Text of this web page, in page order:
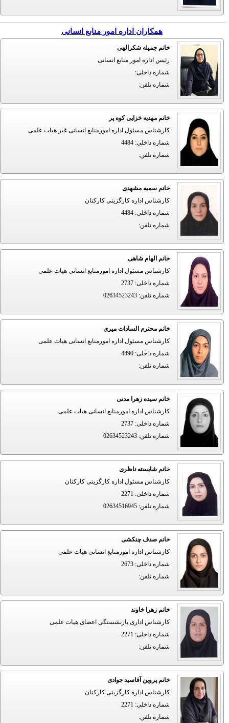
همکاران اداره امور منابع انسانی
خانم جمیله شکرالهی
رئیس اداره امور منابع انسانی
شماره داخلی:
شماره تلفن:
خانم مهدیه خزایی کوه پر
کارشناس مسئول اداره امورمنابع انسانی غیر هیات علمی
شماره داخلی:
4484
شماره تلفن:
خانم سمیه مشهدی
کارشناس اداره کارگزینی کارکنان
شماره داخلی:
4484
شماره تلفن:
خانم الهام شاهی
کارشناس مسئول اداره امورمنابع انسانی هیات علمی
شماره داخلی:
2737
شماره تلفن:
02634523243
خانم محترم السادات میری
کارشناس مسئول اداره امورمنابع انسانی هیات علمی
شماره داخلی:
4490
شماره تلفن:
خانم سیده زهرا مدنی
کارشناس اداره امورمنابع انسانی هیات علمی
شماره داخلی:
2737
شماره تلفن:
02634523243
خانم شایسته ناظری
کارشناس مسئول اداره کارگزینی کارکنان
شماره داخلی:
2271
شماره تلفن:
02634516945
خانم صدف چنکشی
کارشناس اداره امورمنابع انسانی هیات علمی
شماره داخلی:
2673
شماره تلفن:
خانم زهرا خاوند
کارشناس اداری بازنشستگی اعضای هیات علمی
شماره داخلی:
2271
شماره تلفن:
خانم پروین آقاسید جوادی
کارشناس اداره کارگزینی کارکنان
شماره داخلی:
2271
شماره تلفن: